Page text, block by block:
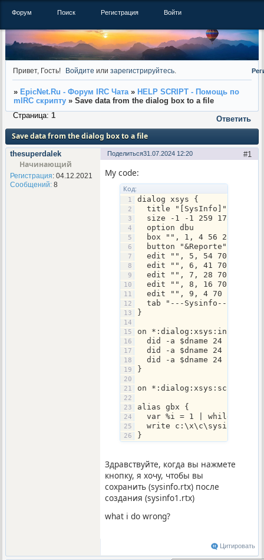
Форум Поиск Регистрация Войти
Привет, Гость! Войдите илизарегистрируйтесь
» EpicNet.Ru - Форум IRC Чата » HELP SCRIPT - Помощь по
mIRC скрипту » Save data from the dialog box to a file
Save data from the dialog box to a file
Страница: 1 Ответить
Поделиться 1
31.07.2024 12:20
thesuperdalek
Начинающий
Регистрация: 04.12.2021
Сообщений:8
My code:
Код:
dialog xsys {
  title "[SysInfo]"
  size -1 -1 259 175
  option dbu
  box "", 1, 4 56 253 38
button "&Reporte", 2, 66
  edit "", 5, 54 70 11 10
  edit "", 6, 41 70 11 10
  edit "", 7, 28 70 11 10
  edit "", 8, 16 70 11 10
  edit "", 9, 4 70 11 10
tab "---Sysinfo----",
}
on *:dialog:xsys:init:*:{
  did -a $dname 24 info:
  did -a $dname 24 info:
  did -a $dname 24 info:
}
on
alias gbx {
var %i = 1 | while (%i
write c:\x\c\sysinfo $+
}
Здравствуйте, когда вы нажмете
кнопку, я хочу, чтобы вы
сохранить (sysinfo.rtx) после
создания (sysinfo1.rtx)
what i do wrong?
Цитировать